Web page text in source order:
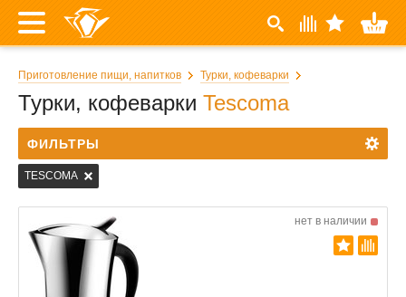
Приготовление пищи, напитков Турки, кофеварки
Турки, кофеварки Tescoma
ФИЛЬТРЫ
TESCOMA
нет в наличии